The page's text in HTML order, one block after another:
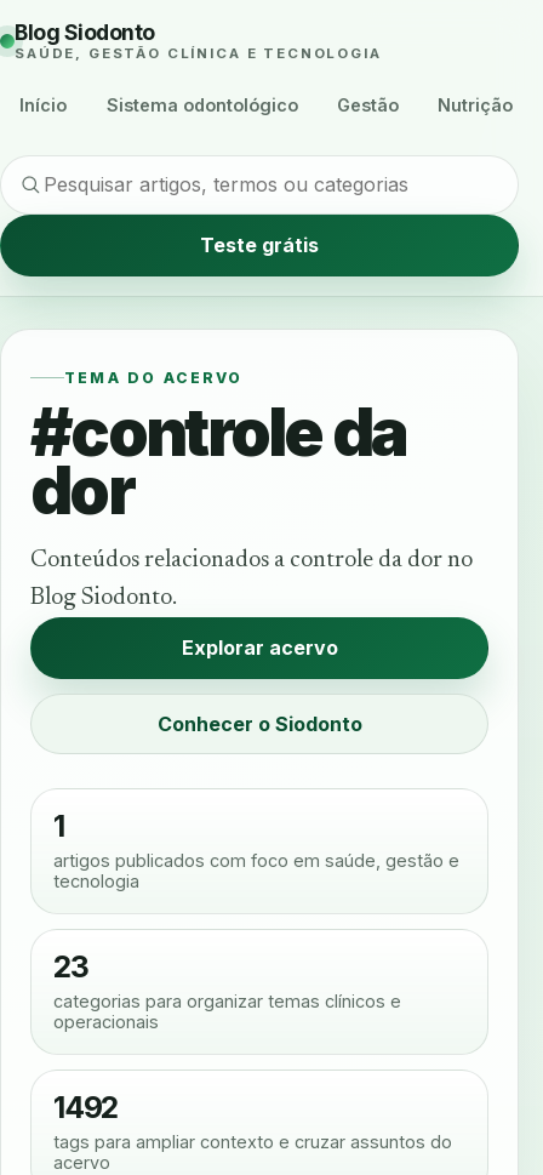
Blog Siodonto
SAÚDE, GESTÃO CLÍNICA E TECNOLOGIA
Início Sistema odontológico Gestão Nutrição
Teste grátis
TEMA DO ACERVO
#controle da
dor
Conteúdos relacionados a controle da dor no
Blog Siodonto.
Explorar acervo
Conhecer o Siodonto
1
artigos publicados com foco em saúde, gestão e
tecnologia
23
categorias para organizar temas clínicos e
operacionais
1492
tags para ampliar contexto e cruzar assuntos do
acervo